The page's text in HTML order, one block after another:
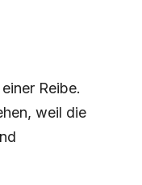
Reibe.
weil die